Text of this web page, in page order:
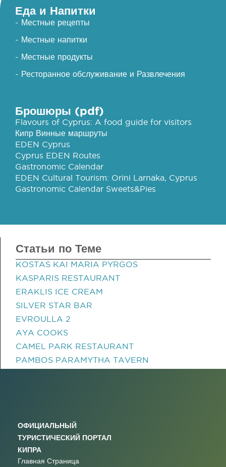
Еда и Напитки
- Местные рецепты
- Местные напитки
- Местные продукты
- Ресторанное обслуживание и Развлечения
Брошюры (pdf)
Flavours of Cyprus: A food guide for visitors
Кипр Винные маршруты
EDEN Cyprus
Cyprus EDEN Routes
Gastronomic Calendar
EDEN Cultural Tourism: Orini Larnaka, Cyprus
Gastronomic Calendar Sweets&Pies
Статьи по Теме
KOSTAS KAI MARIA PYRGOS
KASPARIS RESTAURANT
ERAKLIS ICE CREAM
SILVER STAR BAR
EVROULLA 2
AYA COOKS
CAMEL PARK RESTAURANT
PAMBOS PARAMYTHA TAVERN
ОФИЦИАЛЬНЫЙ
ТУРИСТИЧЕСКИЙ ПОРТАЛ
КИПРА
Главная Страница